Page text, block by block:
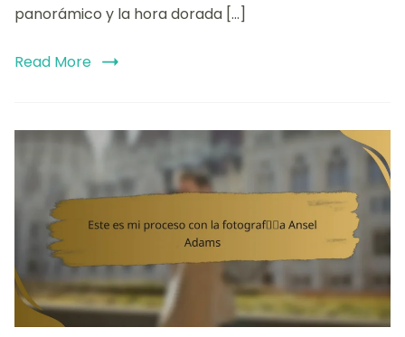
panorámico y la hora dorada […]
Read More